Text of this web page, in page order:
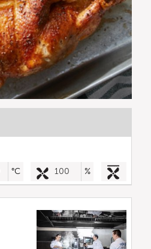
°C 100 %